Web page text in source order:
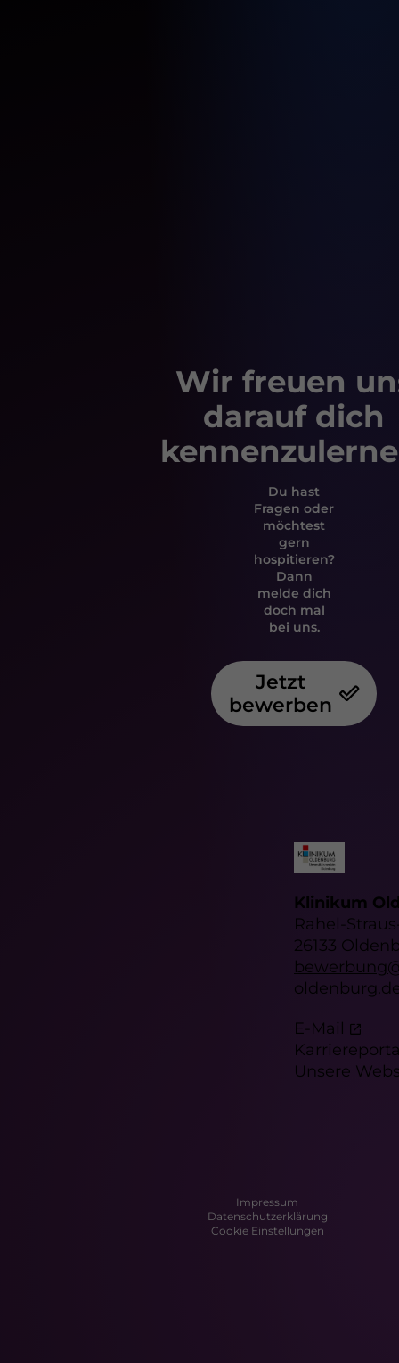
Wir freuen
darauf dich
Du hast
Fragen oder
möchtest
gern
hospitieren?
Dann
melde dich
doch mal
bei uns.
Jetzt
bewerben
Klinikum
Rahel-
26133
E-Mail
Unsere
Impressum
Datenschutzerklärung
Cookie Einstellungen